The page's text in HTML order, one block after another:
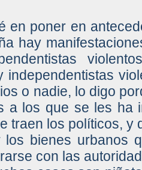
en poner en
hay
independentistas
o nadie, lo digo
a los que se les ha
traen los políticos, y
los bienes urbanos
con las